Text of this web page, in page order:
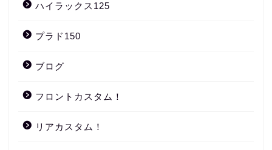
ハイラックス125
プラド150
ブログ
フロントカスタム！
リアカスタム！